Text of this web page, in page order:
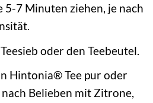
5-7 Minuten ziehen, je nach
oder den Teebeutel.
Hintonia® Tee pur oder
Belieben mit Zitrone,